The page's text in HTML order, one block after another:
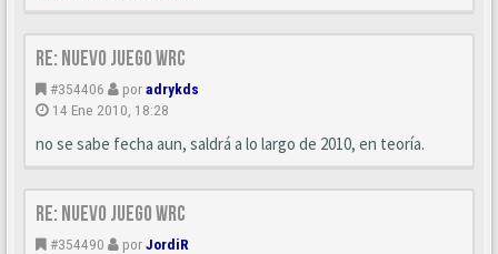
Re: Nuevo juego WRC
#354406 poradrykds
14 Ene 2010, 18:28
no se sabe fecha aun, saldrá a lo largo de 2010, en teoría.
Re: Nuevo juego WRC
#354490 porJordiR